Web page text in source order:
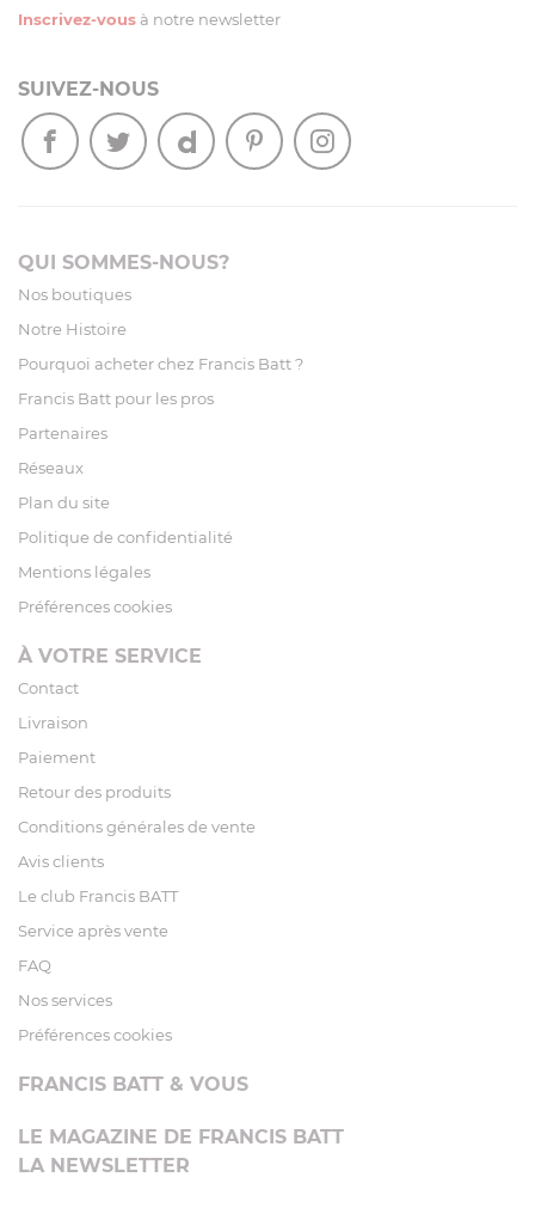
Inscrivez-vous à notre newsletter
SUIVEZ-NOUS
QUI SOMMES-NOUS?
Nos boutiques
Notre Histoire
Pourquoi acheter chez Francis Batt ?
Francis Batt pour les pros
Partenaires
Réseaux
Plan du site
Politique de confidentialité
Mentions légales
Préférences cookies
À VOTRE SERVICE
Contact
Livraison
Paiement
Retour des produits
Conditions générales de vente
Avis clients
Le club Francis BATT
Service après vente
FAQ
Nos services
Préférences cookies
FRANCIS BATT & VOUS
LE MAGAZINE DE FRANCIS BATT
LA NEWSLETTER